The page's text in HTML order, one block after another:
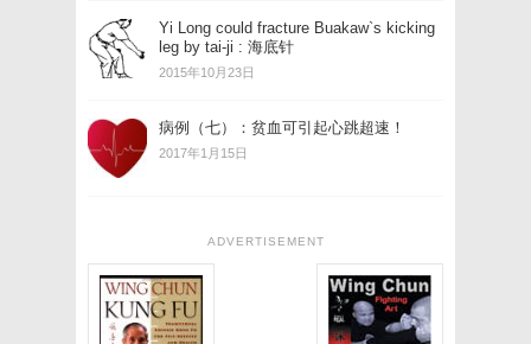
Yi Long could fracture Buakaw`s kicking
leg by tai-ji : 海底针
2015年10月23日
病例（七）：贫血可引起心跳超速！
2017年1月15日
ADVERTISEMENT